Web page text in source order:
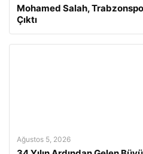
Mohamed Salah,
Çıktı
Ağustos 5, 2026